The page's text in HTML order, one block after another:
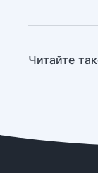
Читайте